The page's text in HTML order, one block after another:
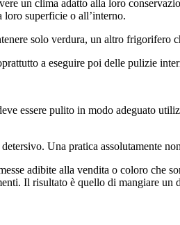
un clima adatto alla loro
loro superficie o all’interno.
solo verdura, un altro frigorifero
a eseguire poi delle pulizie
essere pulito in modo adeguato
Una pratica assolutamente
adibite alla vendita o coloro che
Il risultato è quello di mangiare un